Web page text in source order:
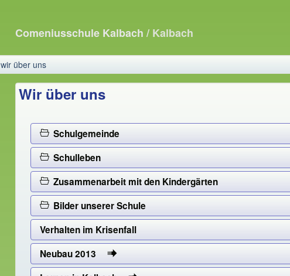
Comeniusschule Kalbach / Kalbach
wir über uns
Wir über uns
Schulgemeinde
Schulleben
Zusammenarbeit mit den Kindergärten
Bilder unserer Schule
Verhalten im Krisenfall
Neubau 2013